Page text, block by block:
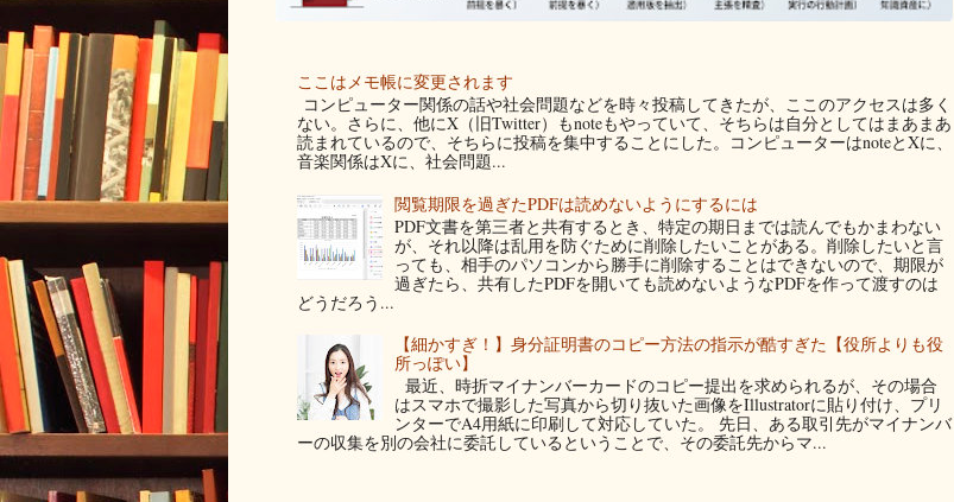
ここはメモ帳に変更されます
コンピューター関係の話や社会問題などを時々投稿してきたが、ここのアクセスは多く
ない。さらに、他にX（旧Twitter）もnoteもやっていて、そちらは自分としてはまあまあ
読まれているので、そちらに投稿を集中することにした。コンピューターはnoteとXに、
音楽関係はXに、社会問題...
閲覧期限を過ぎたPDFは読めないようにするには
PDF文書を第三者と共有するとき、特定の期日までは読んでもかまわない
が、それ以降は乱用を防ぐために削除したいことがある。削除したいと言
っても、相手のパソコンから勝手に削除することはできないので、期限が
過ぎたら、共有したPDFを開いても読めないようなPDFを作って渡すのは
どうだろう...
【細かすぎ！】身分証明書のコピー方法の指示が酷すぎた【役所よりも役
所っぽい】
最近、時折マイナンバーカードのコピー提出を求められるが、その場合
はスマホで撮影した写真から切り抜いた画像をIllustratorに貼り付け、プリ
ンターでA4用紙に印刷して対応していた。 先日、ある取引先がマイナンバ
ーの収集を別の会社に委託しているということで、その委託先からマ...